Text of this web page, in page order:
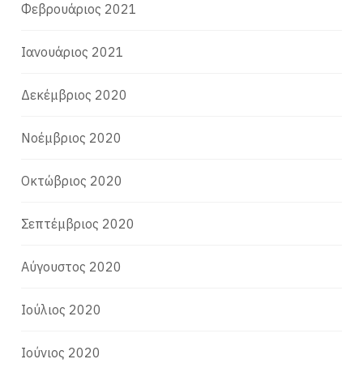
Φεβρουάριος 2021
Ιανουάριος 2021
Δεκέμβριος 2020
Νοέμβριος 2020
Οκτώβριος 2020
Σεπτέμβριος 2020
Αύγουστος 2020
Ιούλιος 2020
Ιούνιος 2020